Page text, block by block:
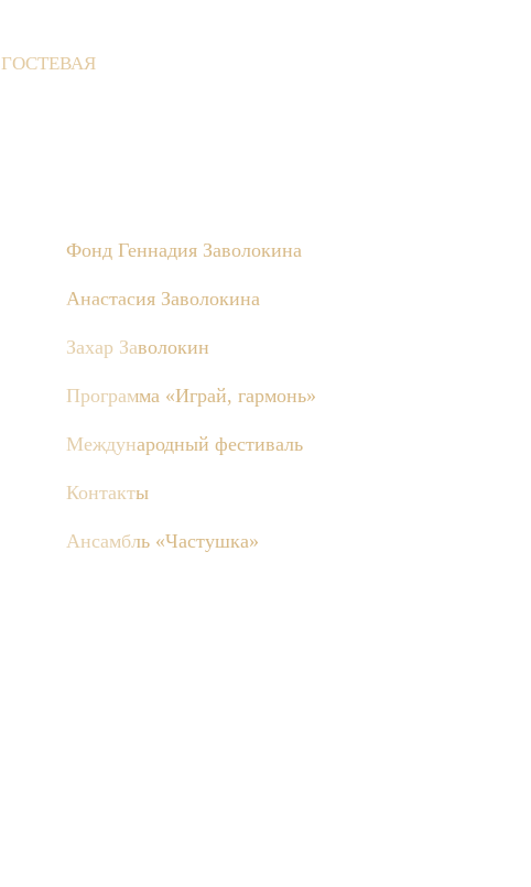
ГОСТЕВАЯ
Фонд Геннадия Заволокина
Анастасия Заволокина
Захар Заволокин
Программа «Играй, гармонь»
Международный фестиваль
Контакты
Ансамбль «Частушка»